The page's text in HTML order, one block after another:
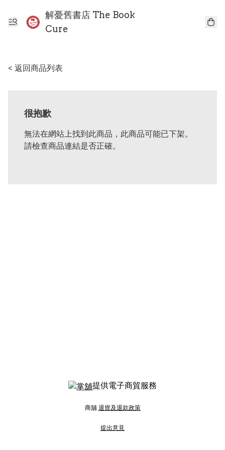
解憂舊書店 The Book
Cure
< 返回商品列表
很抱歉
無法在網站上找到此商品，此商品可能已下架。
請檢查商品連結是否正確。
提供電子商貿服務
商舖 退貨及退款政策
提出意見